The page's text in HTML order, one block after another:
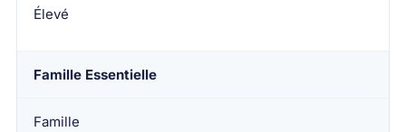
Élevé
Famille Essentielle
Famille